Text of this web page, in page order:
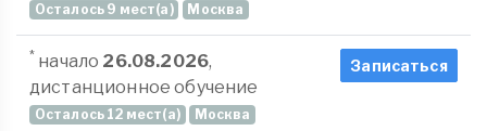
Осталось 9 мест(а) Москва
* начало 26.08.2026,
дистанционное обучение
Осталось 12 мест(а) Москва
Записаться